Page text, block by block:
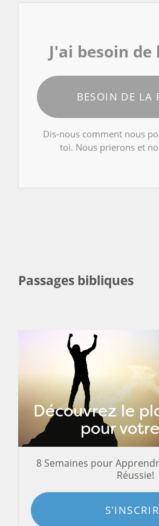
J'ai besoin
BESOIN DE LA
Dis-nous comment nous
toi. Nous prierons et
Passages bibliques
Découvrez le
pour
8 Semaines pour
Réussie!